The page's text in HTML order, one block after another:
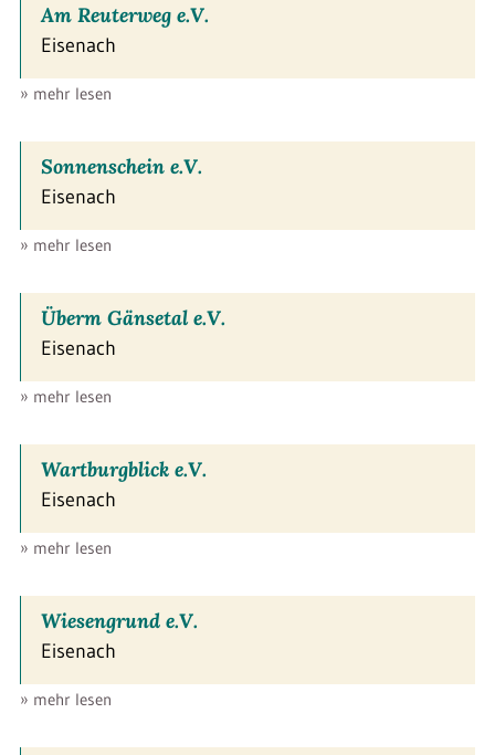
Am Reuterweg e.V.
Eisenach
» mehr lesen
Sonnenschein e.V.
Eisenach
» mehr lesen
Überm Gänsetal e.V.
Eisenach
» mehr lesen
Wartburgblick e.V.
Eisenach
» mehr lesen
Wiesengrund e.V.
Eisenach
» mehr lesen